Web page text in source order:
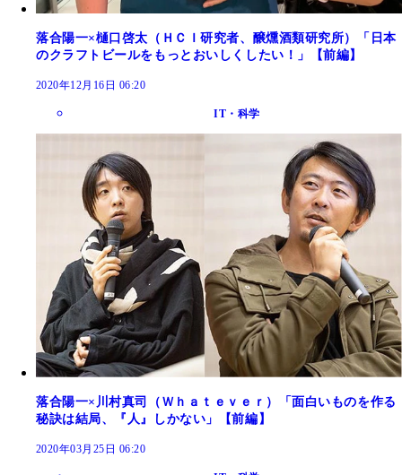
落合陽一×樋口啓太（ＨＣＩ研究者、醸燻酒類研究所）「日本
のクラフトビールをもっとおいしくしたい！」【前編】
2020年12月16日 06:20
IT・科学
落合陽一×川村真司（Ｗｈａｔｅｖｅｒ）「面白いものを作る
秘訣は結局、『人』しかない」【前編】
2020年03月25日 06:20